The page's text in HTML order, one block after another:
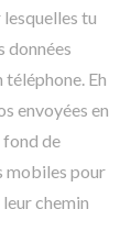
lesquelles tu
données
Eh
envoyées en
fond de
mobiles pour
chemin